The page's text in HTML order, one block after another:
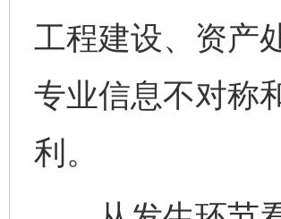
工程建设、资产
专业信息不对称
利。